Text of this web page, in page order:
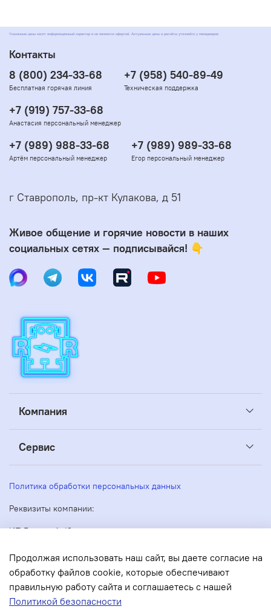
Указанные цены носят информационный характер и не являются офертой. Актуальные цены и расчёты уточняйте у менеджеров
Компания
Сервис
Контакты
8 (800) 234-33-68
Бесплатная горячая линия
+7 (958) 540-89-49
Техническая поддержка
+7 (919) 757-33-68
Анастасия персональный менеджер
+7 (989) 988-33-68
Артём персональный менеджер
+7 (989) 989-33-68
Егор персональный менеджер
г Ставрополь, пр-кт Кулакова, д 51
Живое общение и горячие новости в наших
социальных сетях — подписывайся! 👇
Политика обработки персональных данных
Реквизиты компании:
ИП Беляев А. Ю.
Адрес: 355035, Россия, Ставропольский край, Ставрополь,
Кулакова 51
ОГРН/ОГРНИП: 304263530000073
Продолжая использовать наш сайт, вы даете согласие на
обработку файлов cookie, которые обеспечивают
правильную работу сайта и соглашаетесь с нашей
Политикой безопасности